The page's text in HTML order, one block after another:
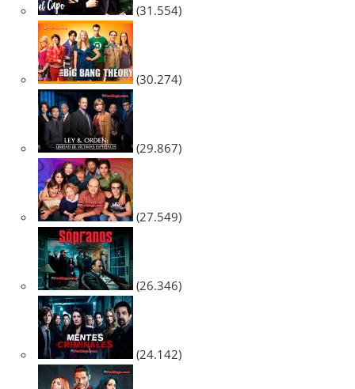
(31.554)
(30.274)
(29.867)
(27.549)
(26.346)
(24.142)